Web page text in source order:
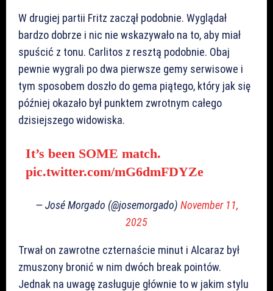
W drugiej partii Fritz zaczął podobnie. Wyglądał
bardzo dobrze i nic nie wskazywało na to, aby miał
spuścić z tonu. Carlitos z resztą podobnie. Obaj
pewnie wygrali po dwa pierwsze gemy serwisowe i
tym sposobem doszło do gema piątego, który jak się
później okazało był punktem zwrotnym całego
dzisiejszego widowiska.
It’s been SOME match.
pic.twitter.com/mG6dmFDYZe
— José Morgado (@josemorgado) November 11,
2025
Trwał on zawrotne czternaście minut i Alcaraz był
zmuszony bronić w nim dwóch break pointów.
Jednak na uwagę zasługuje głównie to w jakim stylu